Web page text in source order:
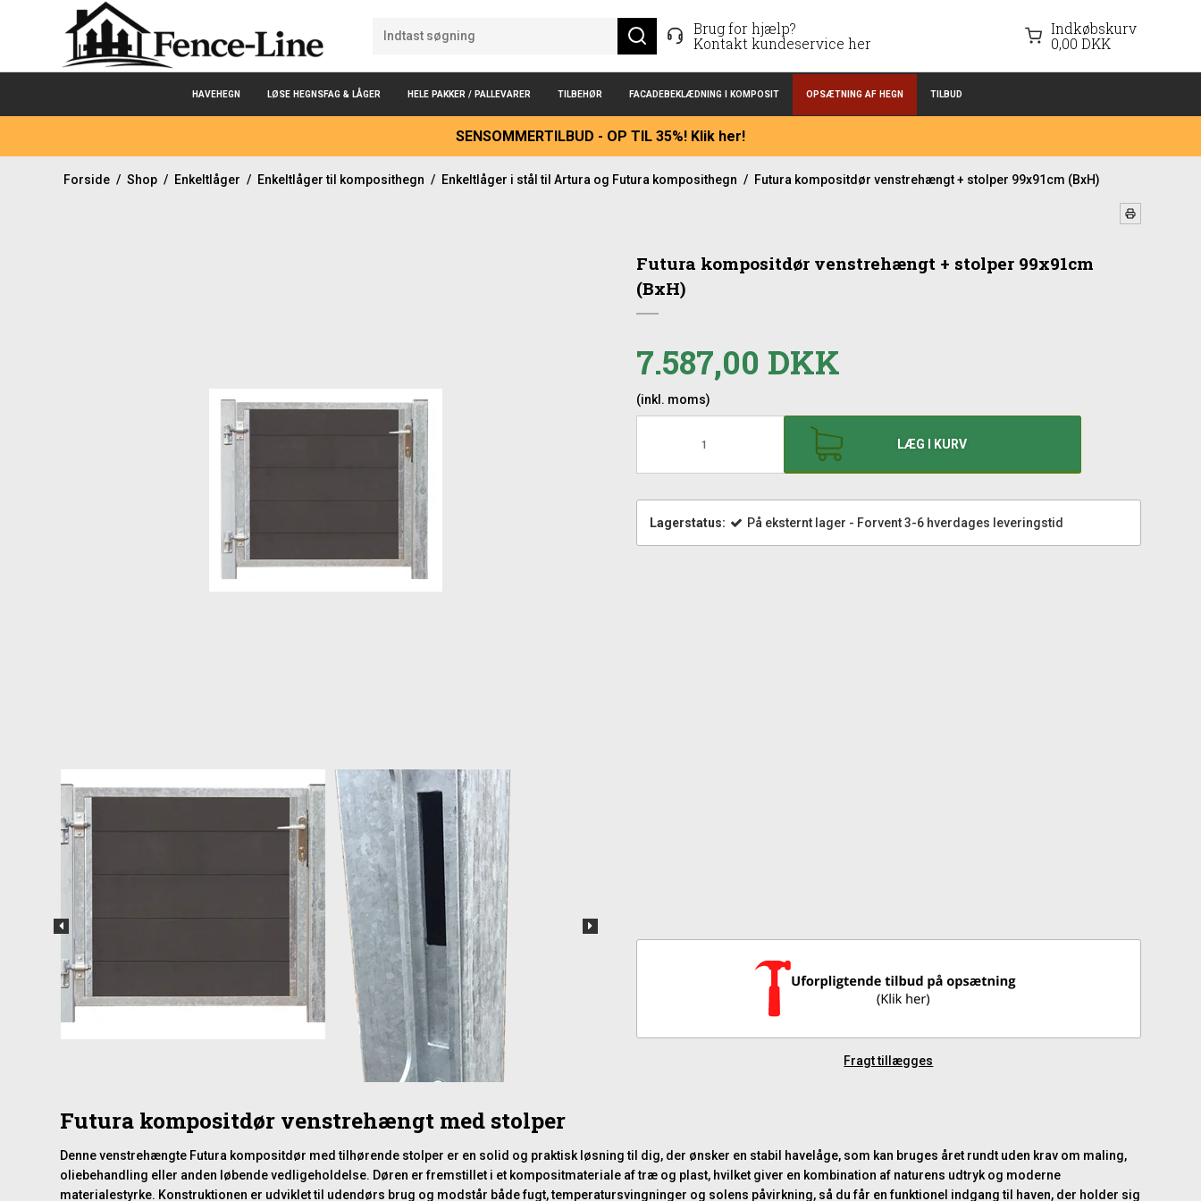
Brug for hjælp?
Kontakt kundeservice her
Indkøbskurv
0,00 DKK
HAVEHEGN LØSE HEGNSFAG & LÅGER HELE PAKKER / PALLEVARER TILBEHØR FACADEBEKLÆDNING I KOMPOSIT OPSÆTNING AF HEGN TILBUD
SENSOMMERTILBUD - OP TIL 35%! Klik her!
Forside / Shop / Enkeltlåger / Enkeltlåger til komposithegn / Enkeltlåger i stål til Artura og Futura komposithegn / Futura kompositdør venstrehængt + stolper 99x91cm (BxH)
Futura kompositdør venstrehængt + stolper 99x91cm
(BxH)
7.587,00 DKK
(inkl. moms)
LÆG I KURV
Lagerstatus: På eksternt lager - Forvent 3-6 hverdages leveringstid
Fragt tillægges
Futura kompositdør venstrehængt med stolper
Denne venstrehængte Futura kompositdør med tilhørende stolper er en solid og praktisk løsning til dig, der ønsker en stabil havelåge, som kan bruges året rundt uden krav om maling,
oliebehandling eller anden løbende vedligeholdelse. Døren er fremstillet i et kompositmateriale af træ og plast, hvilket giver en kombination af naturens udtryk og moderne
materialestyrke. Konstruktionen er udviklet til udendørs brug og modstår både fugt, temperatursvingninger og solens påvirkning, så du får en funktionel indgang til haven, der holder sig